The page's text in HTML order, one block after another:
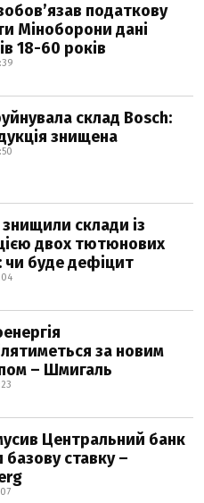
податкову
Міноборони дані
18-60 років
склад Bosch:
знищена
знищили склади із
двох тютюнових
чи буде дефіцит
за новим
– Шмигаль
Центральний банк
базову ставку –